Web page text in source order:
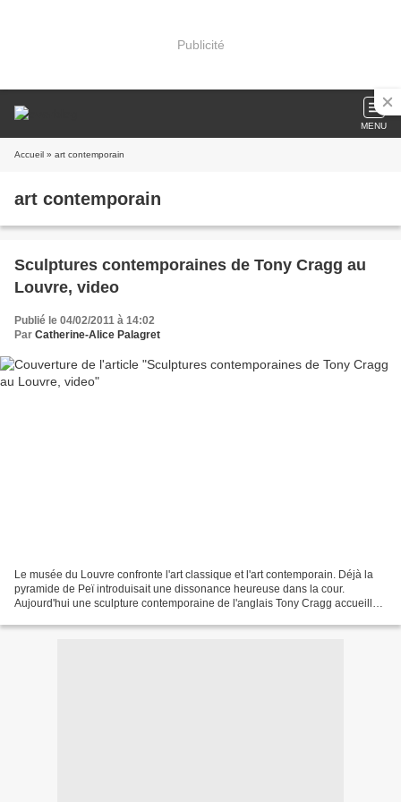
Publicité
MENU
Accueil » art contemporain
art contemporain
Sculptures contemporaines de Tony Cragg au
Louvre, video
Publié le 04/02/2011 à 14:02
Par Catherine-Alice Palagret
Le musée du Louvre confronte l'art classique et l'art contemporain. Déjà la
pyramide de Peï introduisait une dissonance heureuse dans la cour.
Aujourd'hui une sculpture contemporaine de l'anglais Tony Cragg accueille